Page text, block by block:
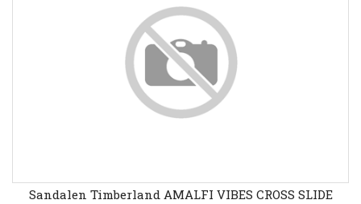
Sandalen Timberland AMALFI VIBES CROSS SLIDE